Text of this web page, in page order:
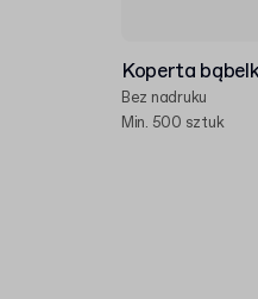
Koperta
Bez nadruku
Min. 500 sztuk